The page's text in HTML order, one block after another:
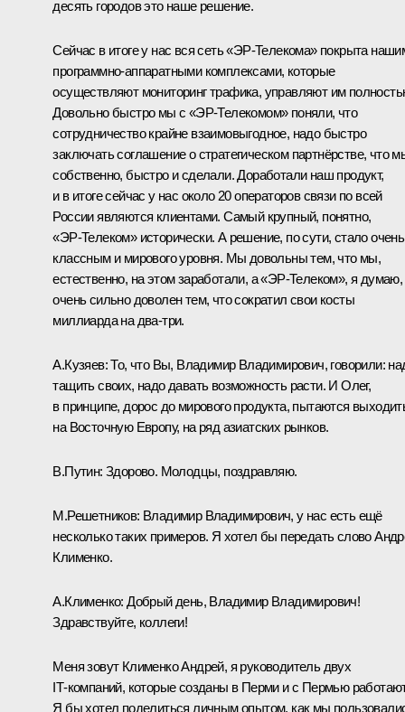
десять городов это наше решение.
Сейчас в итоге у нас вся сеть «ЭР‑Телекома» покрыта
программно-аппаратными комплексами, которые
осуществляют мониторинг трафика, управляют им
Довольно быстро мы с «ЭР‑Телекомом» поняли, что
сотрудничество крайне взаимовыгодное, надо быстро
заключать соглашение о стратегическом партнёрстве, что
собственно, быстро и сделали. Доработали наш продукт,
и в итоге сейчас у нас около 20 операторов связи по всей
России являются клиентами. Самый крупный, понятно,
«ЭР‑Телеком» исторически. А решение, по сути, стало очень
классным и мирового уровня. Мы довольны тем, что мы,
естественно, на этом заработали, а «ЭР‑Телеком», я думаю,
очень сильно доволен тем, что сократил свои косты
миллиарда на два-три.
А.Кузяев:То, что Вы, Владимир Владимирович, говорили:
тащить своих, надо давать возможность расти. И Олег,
в принципе, дорос до мирового продукта, пытаются
на Восточную Европу, на ряд азиатских рынков.
В.Путин: Здорово. Молодцы, поздравляю.
М.Решетников: Владимир Владимирович, у нас есть ещё
несколько таких примеров. Я хотел бы передать слово
Клименко.
А.Клименко:Добрый день, Владимир Владимирович!
Здравствуйте, коллеги!
Меня зовут Клименко Андрей, я руководитель двух
IT‑компаний, которые созданы в Перми и с Пермью
Я бы хотел поделиться личным опытом, как мы